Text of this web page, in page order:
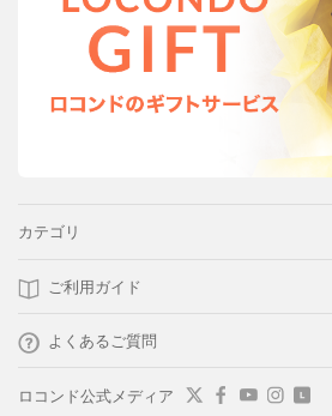
カテゴリ
ご利用ガイド
よくあるご質問
ロコンド公式メディア